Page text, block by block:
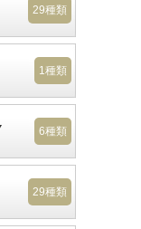
29種類
1種類
6種類
29種類